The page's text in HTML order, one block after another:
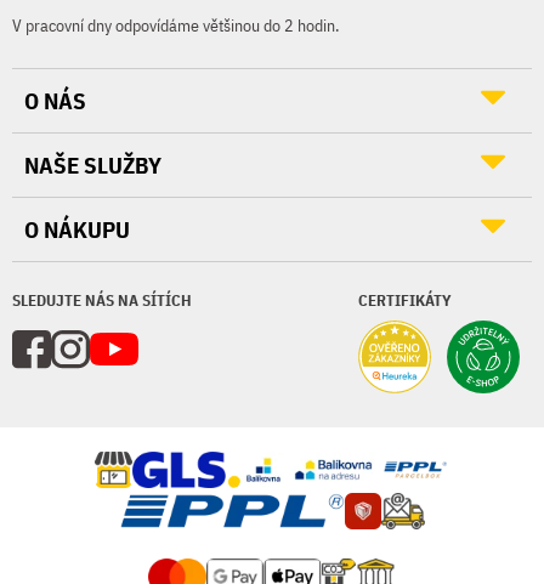
V pracovní dny odpovídáme většinou do 2 hodin.
SLEDUJTE NÁS NA SÍTÍCH CERTIFIKÁTY
O NÁS
NAŠE SLUŽBY
O NÁKUPU